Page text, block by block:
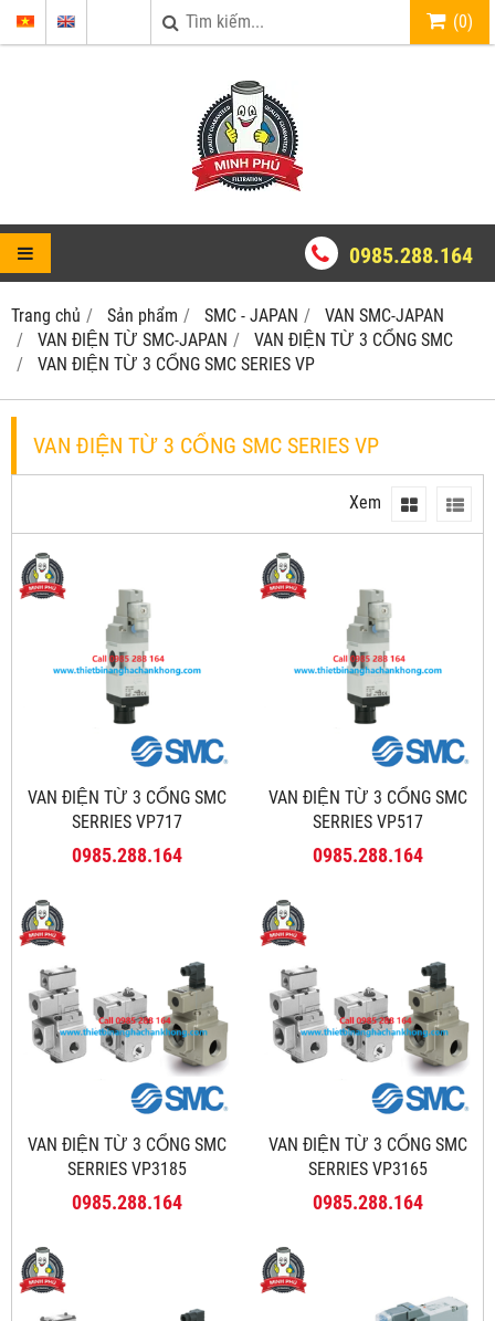
(0)
0985.288.164
Trang chủ Sản phẩm SMC - JAPAN
VAN SMC-JAPAN
VAN ĐIỆN TỪ SMC-JAPAN
VAN ĐIỆN TỪ 3 CỔNG SMC
VAN ĐIỆN TỪ 3 CỔNG SMC SERIES VP
VAN ĐIỆN TỪ 3 CỔNG SMC SERIES VP
Xem
VAN ĐIỆN TỪ 3 CỔNG SMC
SERRIES VP717
0985.288.164
VAN ĐIỆN TỪ 3 CỔNG SMC
SERRIES VP517
0985.288.164
VAN ĐIỆN TỪ 3 CỔNG SMC
SERRIES VP3185
0985.288.164
VAN ĐIỆN TỪ 3 CỔNG SMC
SERRIES VP3165
0985.288.164